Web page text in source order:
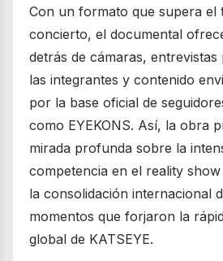
Con un formato que supera el
concierto, el documental
detrás de cámaras,
las integrantes y contenido
por la base oficial de
como EYEKONS. Así, la obra
mirada profunda sobre la
competencia en el reality show
la consolidación internacional
momentos que forjaron la
global de KATSEYE.